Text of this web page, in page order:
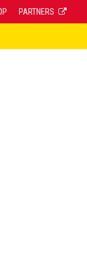
PARTNERS